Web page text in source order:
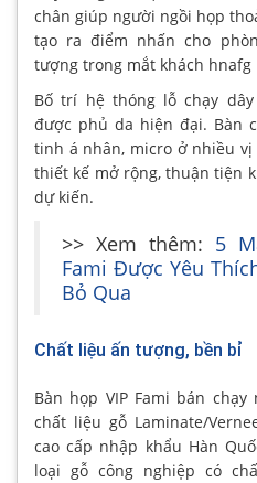
chân giúp người ngồi họp
tạo ra điểm nhấn cho
tượng trong mắt khách hnafg
Bố trí hệ thóng lỗ chạy
được phủ da hiện đại. Bàn
tinh á nhân, micro ở nhiều
thiết kế mở rộng, thuận tiện
dự kiến.
>> Xem thêm: 5
Fami Được Yêu
Bỏ Qua
Chất liệu ấn tượng, bền bỉ
Bàn họp VIP Fami bán
chất liệu gỗ Laminate/
cao cấp nhập khẩu Hàn
loại gỗ công nghiệp có